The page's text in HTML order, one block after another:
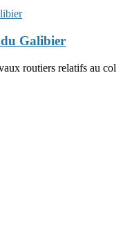
Galibier
routiers relatifs au col